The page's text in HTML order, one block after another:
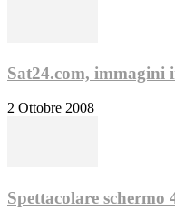
Sat24.com, immagini
2 Ottobre 2008
Spettacolare